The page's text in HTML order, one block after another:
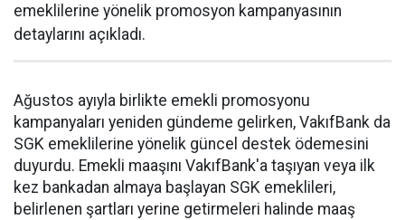
emeklilerine yönelik promosyon kampanyasının
detaylarını açıkladı.
Ağustos ayıyla birlikte emekli promosyonu
kampanyaları yeniden gündeme gelirken, VakıfBank da
SGK emeklilerine yönelik güncel destek ödemesini
duyurdu. Emekli maaşını VakıfBank'a taşıyan veya ilk
kez bankadan almaya başlayan SGK emeklileri,
belirlenen şartları yerine getirmeleri halinde maaş